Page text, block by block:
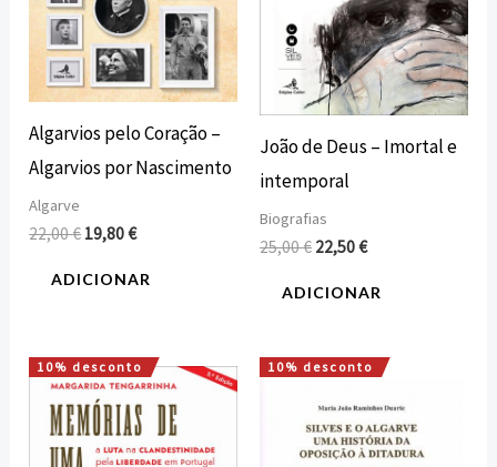
Algarvios pelo Coração –
Algarvios por Nascimento
Algarve
22,00€ 19,80€
ADICIONAR
João de Deus – Imortal e
intemporal
Biografias
25,00€ 22,50€
ADICIONAR
10% desconto
O
preço
original
era:
15,00 €.
O
preço
atual
é:
13,50 €.
10% desconto
O
original
era:
25,00 €.
O
atual
é:
22,50 €.